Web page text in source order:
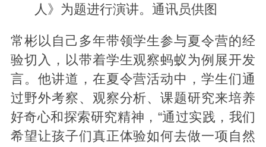
人》为题进行演讲。通讯员供图
常彬以自己多年带领学生参与夏令营的经
验切入，以带着学生观察蚂蚁为例展开发
言。他讲道，在夏令营活动中，学生们通
过野外考察、观察分析、课题研究来培养
好奇心和探索研究精神，“通过实践，我们
希望让孩子们真正体验如何去做一项自然